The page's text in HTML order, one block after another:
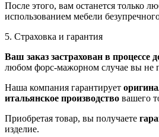
После этого, вам останется только
использованием мебели
5. Страховка и гарантия
Ваш заказ застрахован в процессе
любом форс-мажорном случае вы не
Наша компания гарантирует
итальянское производство вашего
Приобретая товар, вы получаете
изделие.